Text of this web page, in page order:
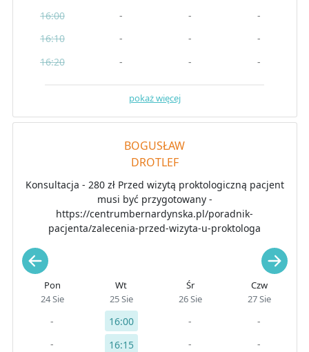
16:00
16:10
16:20
-
-
-
-
-
-
-
-
-
pokaż więcej
BOGUSŁAW
DROTLEF
Konsultacja - 280 zł Przed wizytą proktologiczną pacjent
musi być przygotowany -
https://centrumbernardynska.pl/poradnik-
pacjenta/zalecenia-przed-wizyta-u-proktologa
Pon
24 Sie
-
-
Wt
25 Sie
16:00
16:15
Śr
26 Sie
-
-
Czw
27 Sie
-
-